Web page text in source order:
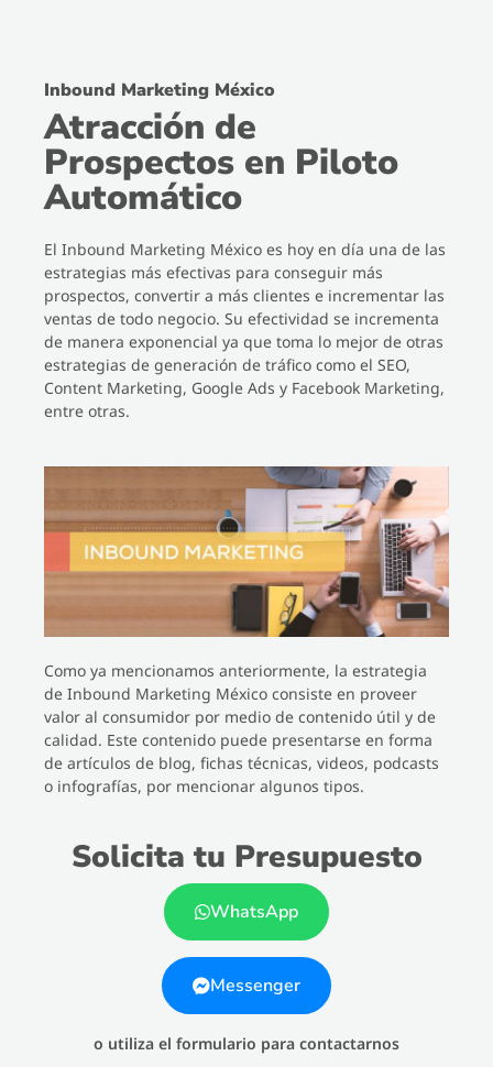
Inbound Marketing México
Atracción de
Prospectos en Piloto
Automático
El Inbound Marketing México es hoy en día una de las
estrategias más efectivas para conseguir más
prospectos, convertir a más clientes e incrementar las
ventas de todo negocio. Su efectividad se incrementa
de manera exponencial ya que toma lo mejor de otras
estrategias de generación de tráfico como el SEO,
Content Marketing, Google Ads y Facebook Marketing,
entre otras.
Como ya mencionamos anteriormente, la estrategia
de Inbound Marketing México consiste en proveer
valor al consumidor por medio de contenido útil y de
calidad. Este contenido puede presentarse en forma
de artículos de blog, fichas técnicas, videos, podcasts
o infografías, por mencionar algunos tipos.
Solicita tu Presupuesto
WhatsApp
Messenger
o utiliza el formulario para contactarnos